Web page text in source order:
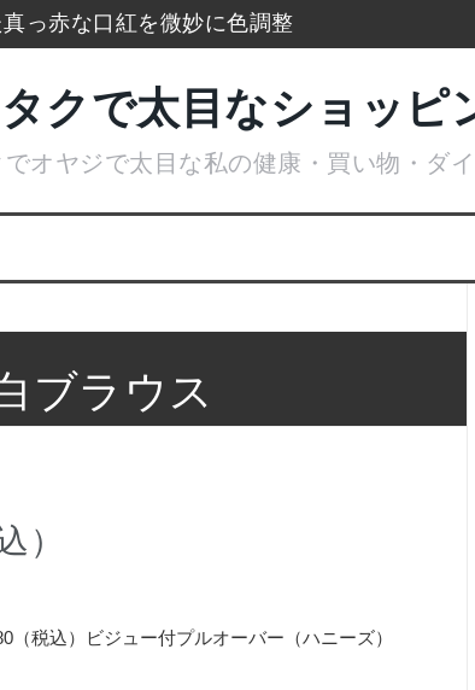
っ赤な口紅を微妙に色調整
とめて一挙大公開
クス美肌活性化美顔器
スブレークカード整理
クで太目なショッピ
オヤジで太目な私の健康・買い物・ダイ
ブラウス
）
（税込）ビジュー付プルオーバー（ハニーズ）